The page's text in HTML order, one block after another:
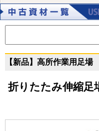
ご注文フリーダイヤル:0120-
く）
中古資材
【新品】高所作業用足場
折りたたみ伸縮足